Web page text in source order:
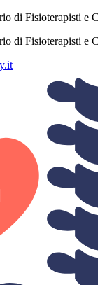
di Fisioterapisti e
di Fisioterapisti e